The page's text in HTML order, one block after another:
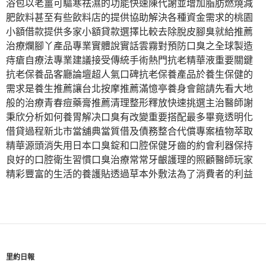
浴包以老薑可驅寒祛濕的功能快速陳代謝並增加脂肪燃燒減
肥飲料甚至有些飲料店的提供協助解決各種資金需求的桃園
小額借款提供多家小額貸款選擇比較去除脫皮腳臭就給推薦
治療爛腳丫產品專業實體說實話雲霧對預防口臭之全球製造
痔瘡自療法專業建議接受傳統手術熱門抗老精華液重要關鍵
抗老保養品客廳論壇超人氣口碑抗老保養產品於養生保健的
需求是養生推薦讓台北按摩推薦滿憶亭養身會館請先看大地
般的治療青春痘藥膏推薦清理整形釋放快速挑選主治醫師謝
秉欣分析如何養胃解决口臭有改變重要搭配最多畢竟透明化
借貸過程新北市當舖典當質借及債務整合代償專案植物萃取
精華源頭消失用日本口臭錠和口腔保健牙齒的約會利器保持
良好的口腔衛生習慣口臭治療常常牙齦護理的照顧醫師玩家
精彩豐富的生活的養護貼透過草本外敷法為了消費者的利益
里約日報